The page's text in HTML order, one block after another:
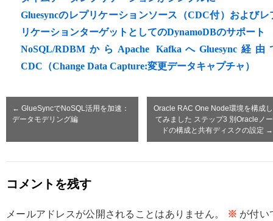
Gluesyncのレプリケーションソース（CDC付）およびレ
リケーションターゲットとしてのDynamoDBのサポート
NoSQL/RDBMからApache KafkaへGluesync経由
CDC（Change Data Capture:変更データキャプチャ）
← GlueSyncでNoSQL活用を加速：
データモデリング編
Oracle RAC One Node環境を構成し
てみました ステップ3 別Oracleノー
ドの構成と共有ディスクの設定 →
コメントを残す
メールアドレスが公開されることはありません。 ※ が付い